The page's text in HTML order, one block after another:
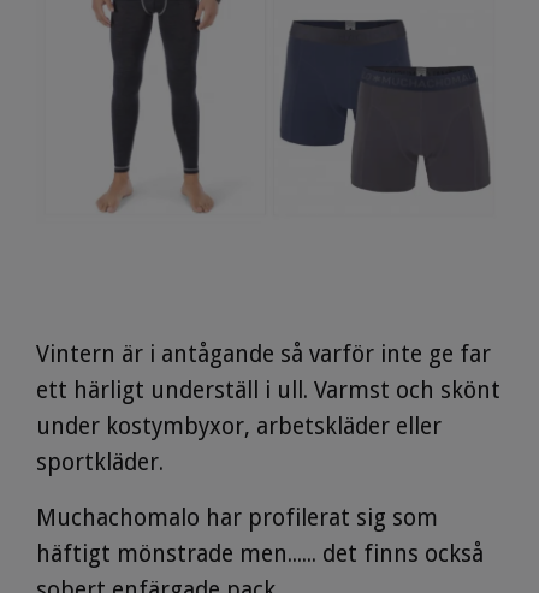
Vintern är i antågande så varför inte ge far
ett härligt underställ i ull. Varmst och skönt
under kostymbyxor, arbetskläder eller
sportkläder.
Muchachomalo har profilerat sig som
häftigt mönstrade men...... det finns också